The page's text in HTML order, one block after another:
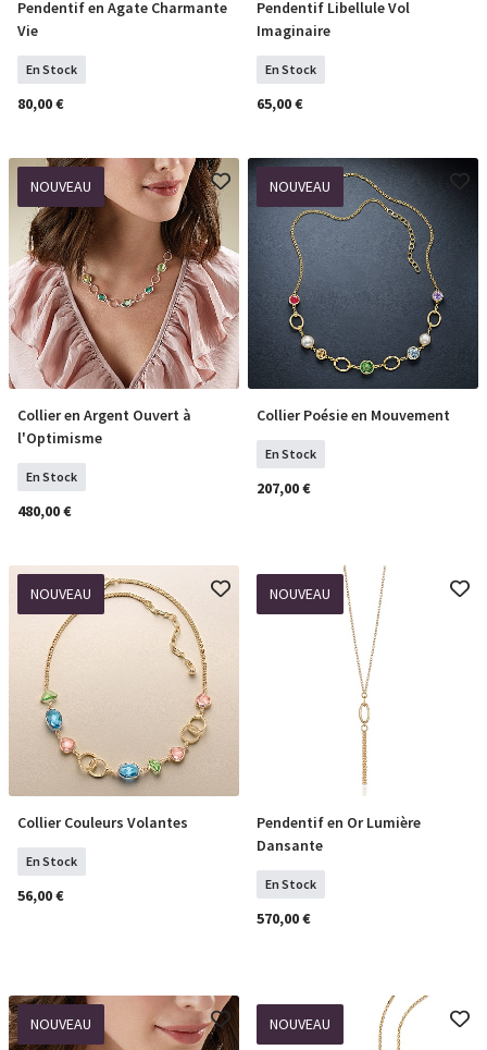
COMMANDER
Pendentif en Agate Charmante
Vie
En Stock
80,00 €
COMMANDER
Pendentif Libellule Vol
Imaginaire
En Stock
65,00 €
NOUVEAU
COMMANDER
Collier en Argent Ouvert à
l'Optimisme
En Stock
480,00 €
NOUVEAU
COMMANDER
Collier Poésie en Mouvement
En Stock
207,00 €
NOUVEAU
COMMANDER
Collier Couleurs Volantes
En Stock
56,00 €
NOUVEAU
COMMANDER
Pendentif en Or Lumière
Dansante
En Stock
570,00 €
NOUVEAU NOUVEAU